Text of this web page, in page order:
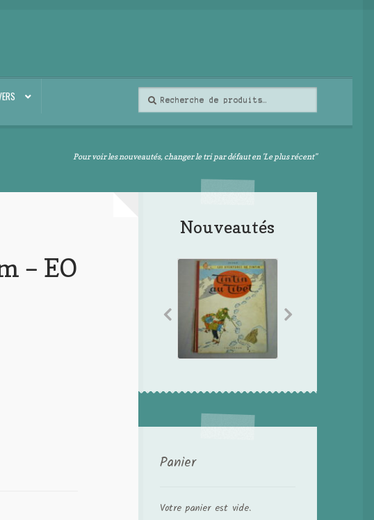
pour :
Pour voir les nouveautés, changer le tri par défaut en 'Le plus récent"
– EO
Nouveautés
Panier
Votre panier est vide.